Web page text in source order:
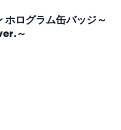
ホログラム缶バッジ～
～